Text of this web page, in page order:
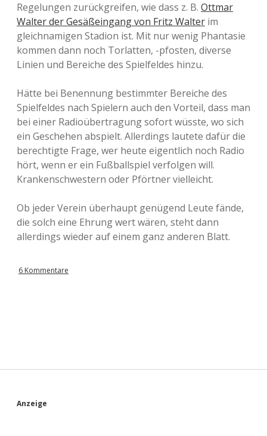
Regelungen zurückgreifen, wie dass z. B. Ottmar
Walter der Gesäßeingang von Fritz Walter im
gleichnamigen Stadion ist. Mit nur wenig Phantasie
kommen dann noch Torlatten, -pfosten, diverse
Linien und Bereiche des Spielfeldes hinzu.
Hätte bei Benennung bestimmter Bereiche des
Spielfeldes nach Spielern auch den Vorteil, dass man
bei einer Radioübertragung sofort wüsste, wo sich
ein Geschehen abspielt. Allerdings lautete dafür die
berechtigte Frage, wer heute eigentlich noch Radio
hört, wenn er ein Fußballspiel verfolgen will.
Krankenschwestern oder Pförtner vielleicht.
Ob jeder Verein überhaupt genügend Leute fände,
die solch eine Ehrung wert wären, steht dann
allerdings wieder auf einem ganz anderen Blatt.
6 Kommentare
S
Anzeige